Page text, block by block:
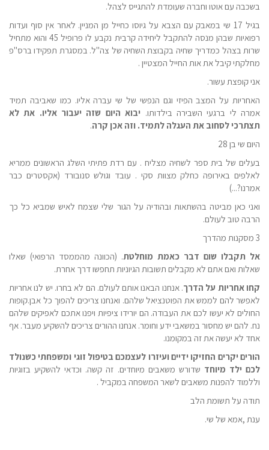
בשכבה עם אוטו וחברה שעומדת להתגייס לצהל.
בגיל 17 שי במאבק עם הצבא על גיוסו כחייל מן המניין. לאחר אין סוף ועדות
רפואיות שבהן מנסה להתקבל ליחידה קרבית נקבע לו פרופיל 45 והוא מתחיל
שרות בצהל כמדריך שחיה בקבוצת השחיה של צה"ל. במסגרת תפקידו ברס"פ
מחלקתי קיבל את אות החייל המצטיין .
אני קופצת עשור.
האחריות על המצב הפיזי וגם הנפשי של שי עברה אליו. כמו שאביבה תמיד
אמרה לי ברגעי השבירה בילדותו. יבוא היום שזה יעבור אליו. את לא
תצתרכי לסחוב את העגלה לתמיד. וזה אכן קרה.
היום שי בן 28
בעלים של בית ספר לשחיה מצליח . עם רדת פתיתי השלג הראשונים ממריא
לאלפים באירופה כחלק מצוות סקי . עובד וגולש סנובורד (אקסטרים כבר
אמרנו?...)
ואני כאן מביטה בהשתאות ובהודיה על הגור שלי שצמח לאיש שמביא כל כך
הרבה טוב לעולם.
3 מסקנות מהדרך
אל תקבלו שום דבר כאמת מוחלטת. (הכוונה מהממסד הרפואי) שאלו
שאלות ואם אתם לא מקבלים תשובות הגיוניות תחפשו דרך אחרת.
קחו אחריות על הדרך. אנחנו הבאנו אותם לעולם. הם לא בחרו. יש לנו אחריות
לאפשר להם לממש את הפוטנציאל שלהם. ואנחנו צריכים להפוך כל אבן.קופות
החולים לא יעשו לכם את העבודה. הם יורידו ציפיות ויפנו אתכם לאפיקים שלהם
נח. להם יש מחסור במשאבי ידע וחומר. אנחנו ההורים צריכים להשקיע מעבר. אף
אחד לא יעשה את זה במקומנו.
הורים יקרים החזיקו ידיים ועיזרו לעצמכם בטיפול זוגי ומשפחתי כשנולד
לכם ילד מיוחד שדורש משאבים מיוחדים. זה קשה. וכדאי להשקיע בזוגיות
וללמוד להפנות משאבים לשאר המשפחה במקביל .
תודה על תשומת הלב
ענת ,אמא של שי.